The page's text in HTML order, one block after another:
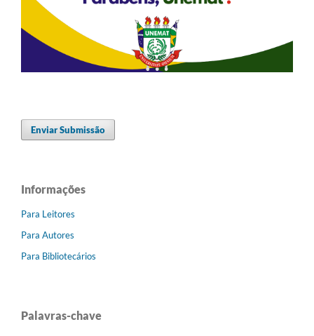
Enviar Submissão
Informações
Para Leitores
Para Autores
Para Bibliotecários
Palavras-chave